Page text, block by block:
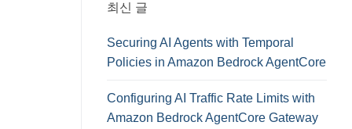
최신 글
Securing AI Agents with Temporal
Policies in Amazon Bedrock AgentCore
Configuring AI Traffic Rate Limits with
Amazon Bedrock AgentCore Gateway